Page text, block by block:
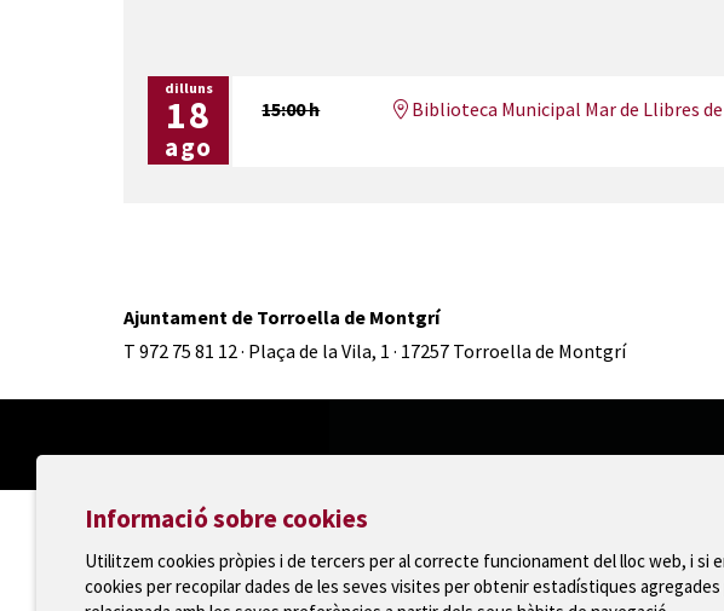
dilluns
18
ago
15:00 h Biblioteca Municipal Mar de Llibres
Ajuntament de Torroella de Montgrí
T 972 75 81 12 · Plaça de la Vila, 1 · 17257 Torroella de Montgrí
Informació sobre cookies
Utilitzem cookies pròpies i de tercers per al correcte funcionament del lloc web, i si
cookies per recopilar dades de les seves visites per obtenir estadístiques